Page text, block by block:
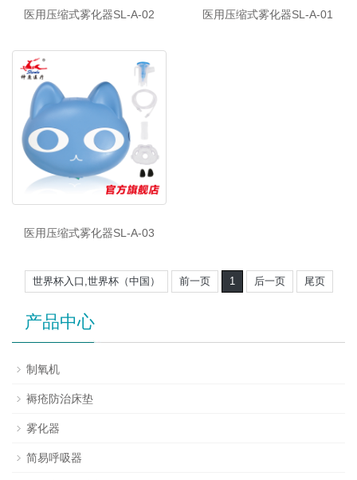
医用压缩式雾化器SL-A-02 医用压缩式雾化器SL-A-01
医用压缩式雾化器SL-A-03
世界杯入口,世界杯（中国） 前一页 1 后一页 尾页
产品中心
制氧机
褥疮防治床垫
雾化器
简易呼吸器